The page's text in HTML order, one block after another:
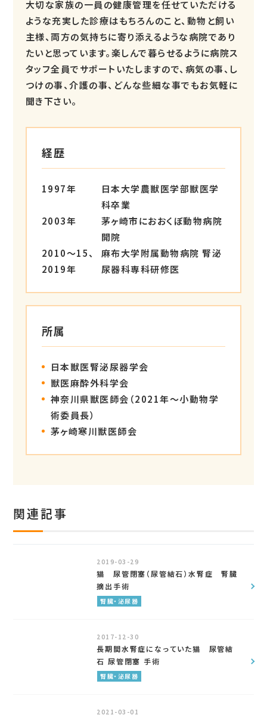
大切な家族の一員の健康管理を任せていただける
ような充実した診療はもちろんのこと、動物と飼い
主様、両方の気持ちに寄り添えるような病院であり
たいと思っています。楽しんで暮らせるように病院ス
タッフ全員でサポートいたしますので、病気の事、し
つけの事、介護の事、どんな些細な事でもお気軽に
聞き下さい。
経歴
1997年
日本大学農獣医学部獣医学
科卒業
2003年
茅ヶ崎市におおくぼ動物病院
開院
2010〜15、
2019年
麻布大学附属動物病院 腎泌
尿器科専科研修医
所属
日本獣医腎泌尿器学会
獣医麻酔外科学会
神奈川県獣医師会（2021年〜小動物学
術委員長）
茅ヶ崎寒川獣医師会
関連記事
2019-03-29
猫 尿管閉塞（尿管結石）水腎症 腎臓
摘出手術
腎臓・泌尿器
2017-12-30
長期間水腎症になっていた猫 尿管結
石 尿管閉塞 手術
腎臓・泌尿器
2021-03-01